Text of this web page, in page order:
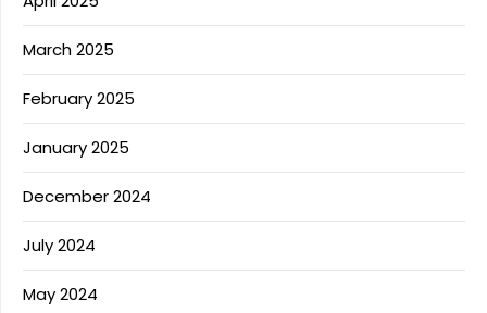
March 2025
February 2025
January 2025
December 2024
July 2024
May 2024